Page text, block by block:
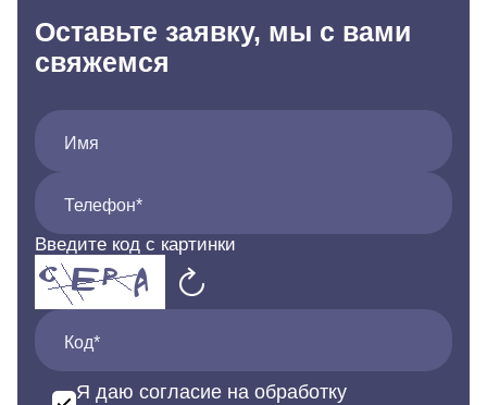
Оставьте заявку, мы с вами
свяжемся
Имя
Телефон*
Введите код с картинки
Код*
Я даю согласие на обработку